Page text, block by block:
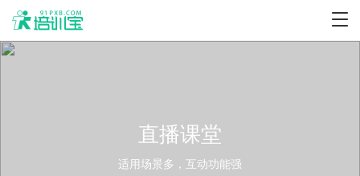
直播课堂
适用场景多，互动功能强